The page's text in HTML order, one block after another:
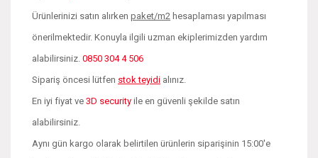
Ürünlerinizi satın alırken paket/m2 hesaplaması yapılması
önerilmektedir. Konuyla ilgili uzman ekiplerimizden yardım
alabilirsiniz. 0850 304 4 506
Sipariş öncesi lütfen stok teyidi alınız.
En iyi fiyat ve 3D security ile en güvenli şekilde satın
alabilirsiniz.
Aynı gün kargo olarak belirtilen ürünlerin siparişinin 15:00'e